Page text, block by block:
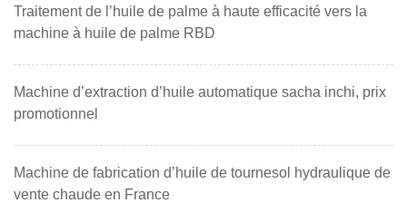
Traitement de l’huile de palme à haute efficacité vers la
machine à huile de palme RBD
Machine d’extraction d’huile automatique sacha inchi, prix
promotionnel
Machine de fabrication d’huile de tournesol hydraulique de
vente chaude en France